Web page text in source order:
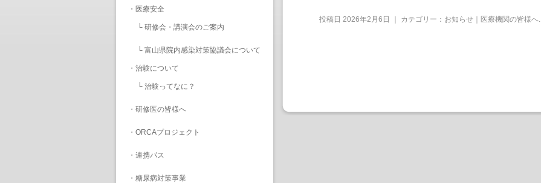
・ 医療安全
└ 研修会・講演会のご案内
└ 富山県院内感染対策協議会について
・ 治験について
└ 治験ってなに？
・ 研修医の皆様へ
・ ORCAプロジェクト
・ 連携パス
・ 糖尿病対策事業
投稿日 2026年2月6日 ｜ カテゴリー： お知らせ｜医療機関の皆様へ.